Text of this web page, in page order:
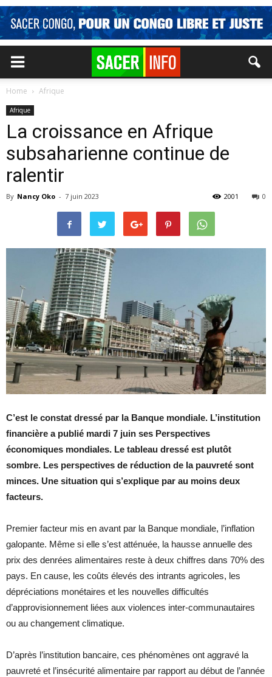
Home Afrique
Afrique
La croissance en Afrique
subsaharienne continue de
ralentir
By Nancy Oko - 7 juin 2023 0
2001
C’est le constat dressé par la Banque mondiale. L’institution
financière a publié mardi 7 juin ses Perspectives
économiques mondiales. Le tableau dressé est plutôt
sombre. Les perspectives de réduction de la pauvreté sont
minces. Une situation qui s’explique par au moins deux
facteurs.
Premier facteur mis en avant par la Banque mondiale, l’inflation
galopante. Même si elle s’est atténuée, la hausse annuelle des
prix des denrées alimentaires reste à deux chiffres dans 70% des
pays. En cause, les coûts élevés des intrants agricoles, les
dépréciations monétaires et les nouvelles difficultés
d’approvisionnement liées aux violences inter-communautaires
ou au changement climatique.
D’après l’institution bancaire, ces phénomènes ont aggravé la
pauvreté et l’insécurité alimentaire par rapport au début de l’année